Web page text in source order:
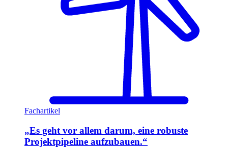
Fachartikel
„Es geht vor allem darum, eine robuste
Projektpipeline aufzubauen.“